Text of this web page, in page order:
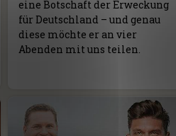
eine Botschaft der Erweckung
für Deutschland – und genau
diese möchte er an vier
Abenden mit uns teilen.